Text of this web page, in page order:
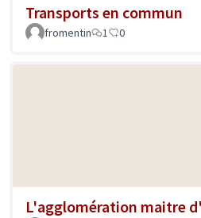
Transports en commun
fromentin
1 0
L'agglomération maitre